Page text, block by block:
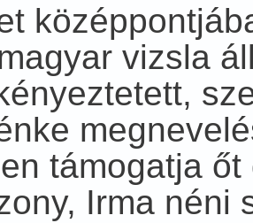
vizsla
támogatja
Irma néni